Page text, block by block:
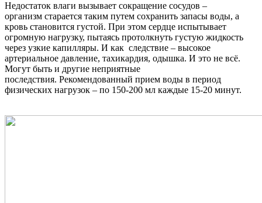
Недостаток влаги вызывает сокращение сосудов –
организм старается таким путем сохранить запасы воды, а
кровь становится густой. При этом сердце испытывает
огромную нагрузку, пытаясь протолкнуть густую жидкость
через узкие капилляры. И как следствие – высокое
артериальное давление, тахикардия, одышка. И это не всё.
Могут быть и другие неприятные
последствия. Рекомендованный прием воды в период
физических нагрузок – по 150-200 мл каждые 15-20 минут.